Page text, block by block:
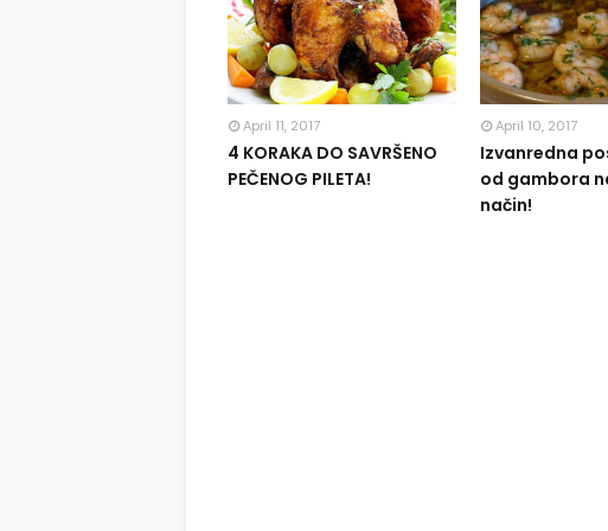
April 11, 2017
4 KORAKA DO SAVRŠENO
PEČENOG PILETA!
April 10, 2017
Izvanredna
od gambora
način!